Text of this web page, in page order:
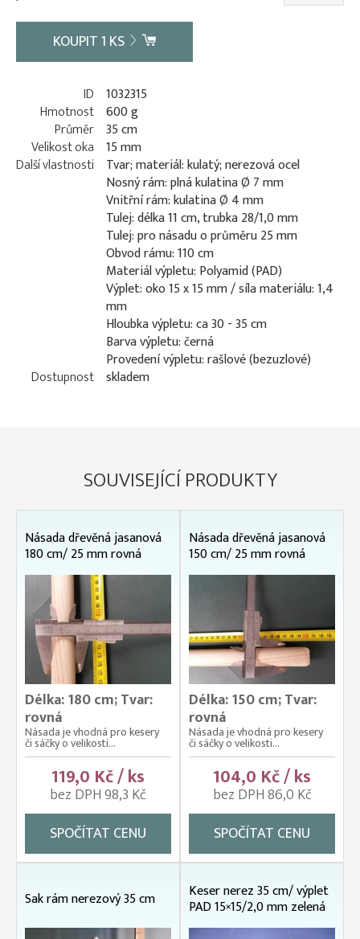
KOUPIT1 KS
ID 1032315
Hmotnost 600 g
Průměr 35 cm
Velikost oka 15 mm
Další vlastnosti
Tvar; materiál: kulatý; nerezová ocel
Nosný rám: plná kulatina Ø 7 mm
Vnitřní rám: kulatina Ø 4 mm
Tulej: délka 11 cm, trubka 28/1,0 mm
Tulej: pro násadu o průměru 25 mm
Obvod rámu: 110 cm
Materiál výpletu: Polyamid (PAD)
Výplet: oko 15 x 15 mm / síla materiálu: 1,4
mm
Hloubka výpletu: ca 30 - 35 cm
Barva výpletu: černá
Provedení výpletu: rašlové (bezuzlové)
Dostupnost skladem
SOUVISEJÍCÍ PRODUKTY
Násada dřevěná jasanová
180 cm/ 25 mm rovná
Délka: 180 cm; Tvar:
rovná
Násada je vhodná pro kesery
či sáčky o velikosti...
119,0 Kč / ks
bez DPH 98,3 Kč
SPOČÍTAT CENU
Násada dřevěná jasanová
150 cm/ 25 mm rovná
Délka: 150 cm; Tvar:
rovná
Násada je vhodná pro kesery
či sáčky o velikosti...
104,0 Kč / ks
bez DPH 86,0 Kč
SPOČÍTAT CENU
Sak rám nerezový 35 cm Keser nerez 35 cm/ výplet
PAD 15×15/2,0 mm zelená